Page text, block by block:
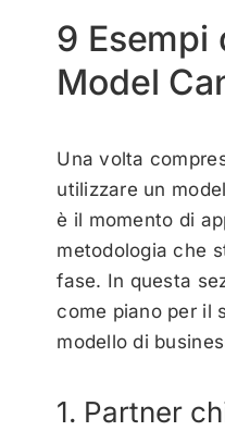
9 Esempi
Model
Una volta
utilizzare un
è il momento di
metodologia che
fase. In questa
come piano per il
modello di
1. Partner